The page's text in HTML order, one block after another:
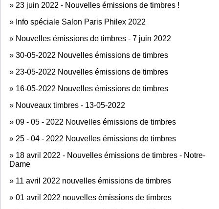
» 23 juin 2022 - Nouvelles émissions de timbres !
» Info spéciale Salon Paris Philex 2022
» Nouvelles émissions de timbres - 7 juin 2022
» 30-05-2022 Nouvelles émissions de timbres
» 23-05-2022 Nouvelles émissions de timbres
» 16-05-2022 Nouvelles émissions de timbres
» Nouveaux timbres - 13-05-2022
» 09 - 05 - 2022 Nouvelles émissions de timbres
» 25 - 04 - 2022 Nouvelles émissions de timbres
» 18 avril 2022 - Nouvelles émissions de timbres - Notre-
Dame
» 11 avril 2022 nouvelles émissions de timbres
» 01 avril 2022 nouvelles émissions de timbres